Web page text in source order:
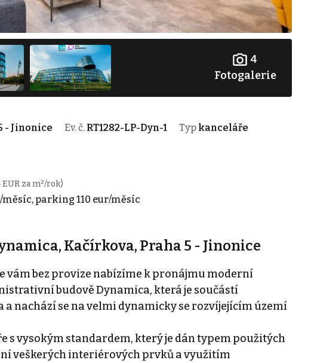
4
Fotogalerie
- Jinonice Ev. č. RT1282-LP-Dyn-1 Typ kanceláře
EUR za m²/rok)
měsíc, parking 110 eur/měsíc
Kačírkova, Praha 5 - Jinonice
vám bez provize nabízíme k pronájmu moderní
budově Dynamica, která je součástí
nachází se na velmi dynamicky se rozvíjejícím území
s vysokým standardem, který je dán typem použitých
veškerých interiérových prvků a využitím